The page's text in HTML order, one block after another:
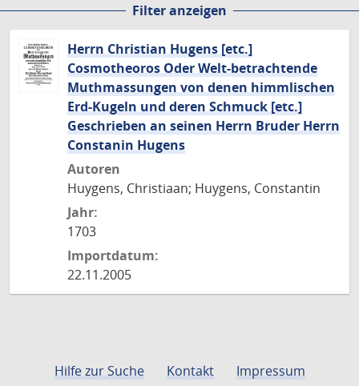
Filter anzeigen
Herrn Christian Hugens [etc.]
Cosmotheoros Oder Welt-betrachtende
Muthmassungen von denen himmlischen
Erd-Kugeln und deren Schmuck [etc.]
Geschrieben an seinen Herrn Bruder Herrn
Constanin Hugens
Autoren
Huygens, Christiaan; Huygens, Constantin
Jahr:
1703
Importdatum:
22.11.2005
Hilfe zur Suche Kontakt
Impressum